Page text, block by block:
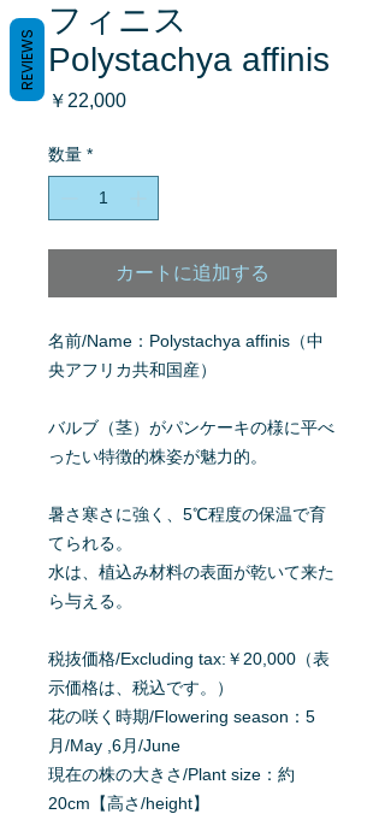
フィニス
Polystachya affinis
￥22,000価
数量 *
カートに追加する
名前/Name：Polystachya affinis（中
央アフリカ共和国産）
バルブ（茎）がパンケーキの様に平べ
ったい特徴的株姿が魅力的。
暑さ寒さに強く、5℃程度の保温で育
てられる。
水は、植込み材料の表面が乾いて来た
ら与える。
税抜価格/Excluding tax:￥20,000（表
示価格は、税込です。）
花の咲く時期/Flowering season：5
月/May ,6月/June
現在の株の大きさ/Plant size：約
20cm【高さ/height】
REVIEWS